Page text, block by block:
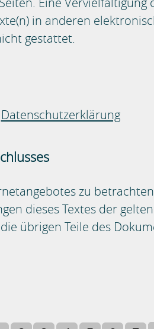
in anderen
gestattet.
Datenschutzerklärung
zu
dieses Textes der
übrigen Teile des